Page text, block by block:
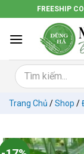
đến
dung
FREESHIP
Trang Chủ /Shop /